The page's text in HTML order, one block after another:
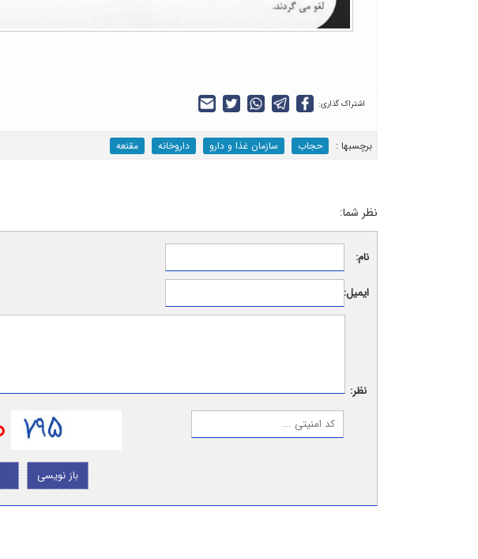
اشتراک گذاری:
برچسب‎ها : حجاب سازمان غذا و دارو داروخانه مقنعه
نظر شما:
نام:
ایمیل:
نظر:
باز نویسی